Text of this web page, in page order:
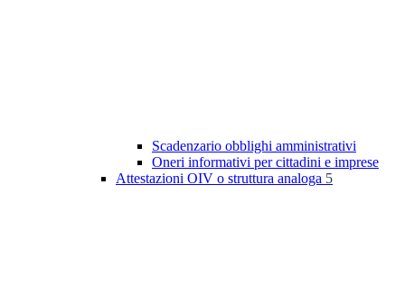
Scadenzario obblighi amministrativi
Oneri informativi per cittadini e imprese
Attestazioni OIV o struttura analoga 5